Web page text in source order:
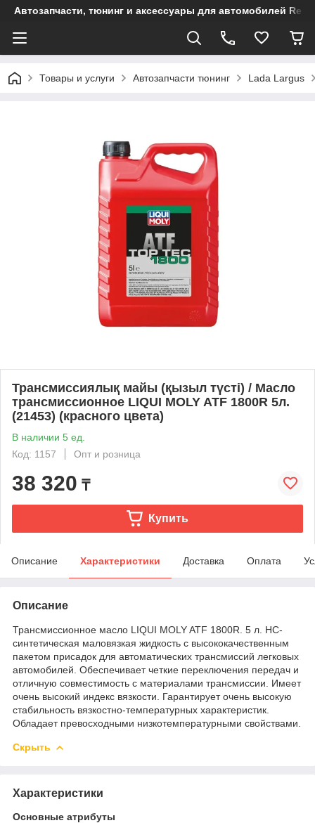
Автозапчасти, тюнинг и аксессуары для автомобилей
Товары и услуги Автозапчасти тюнинг Lada Largus
Трансмиссиялық майы (қызыл түсті) / Масло
трансмиссионное LIQUI MOLY ATF 1800R 5л.
(21453) (красного цвета)
В наличии 5 ед.
Код: 1157
Опт и розница
38 320 ₸
Купить
Описание Характеристики Доставка Оплата
Описание
Трансмиссионное масло LIQUI MOLY ATF 1800R. 5 л. НС-
синтетическая маловязкая жидкость с высококачественным
пакетом присадок для автоматических трансмиссий легковых
автомобилей. Обеспечивает четкие переключения передач и
отличную совместимость с материалами трансмиссии. Имеет
очень высокий индекс вязкости. Гарантирует очень высокую
стабильность вязкостно-температурных характеристик.
Обладает превосходными низкотемпературными свойствами.
Скрыть
Характеристики
Основные атрибуты